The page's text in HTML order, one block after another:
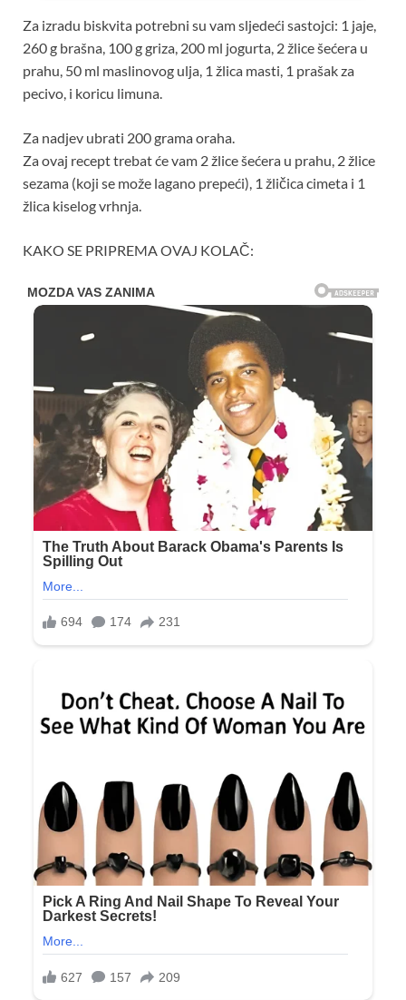
Za izradu biskvita potrebni su vam sljedeći sastojci: 1 jaje,
260 g brašna, 100 g griza, 200 ml jogurta, 2 žlice šećera u
prahu, 50 ml maslinovog ulja, 1 žlica masti, 1 prašak za
pecivo, i koricu limuna.
Za nadjev ubrati 200 grama oraha.
Za ovaj recept trebat će vam 2 žlice šećera u prahu, 2 žlice
sezama (koji se može lagano prepeći), 1 žličica cimeta i 1
žlica kiselog vrhnja.
KAKO SE PRIPREMA OVAJ KOLAČ: